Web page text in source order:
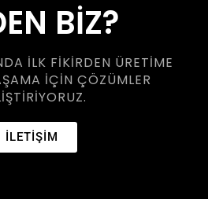
BİZ?
ILK FIKIRDEN ÜRETIME
IÇIN ÇÖZÜMLER
İLETİŞİM